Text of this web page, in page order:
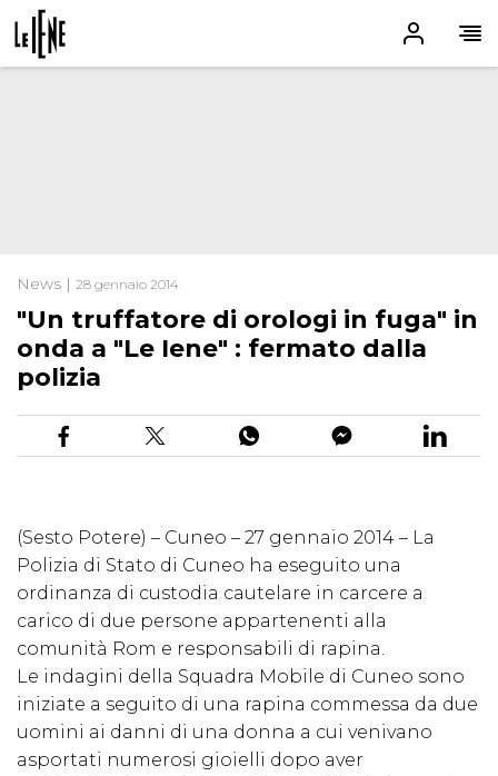
News | 28 gennaio 2014
"Un truffatore di orologi in fuga" in
onda a "Le Iene" : fermato dalla
polizia
(Sesto Potere) – Cuneo – 27 gennaio 2014 – La
Polizia di Stato di Cuneo ha eseguito una
ordinanza di custodia cautelare in carcere a
carico di due persone appartenenti alla
comunità Rom e responsabili di rapina.
Le indagini della Squadra Mobile di Cuneo sono
iniziate a seguito di una rapina commessa da due
uomini ai danni di una donna a cui venivano
asportati numerosi gioielli dopo aver